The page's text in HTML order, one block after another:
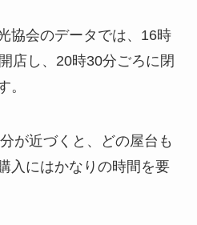
協会のデータでは、16時
店し、20時30分ごろに閉
。
が近づくと、どの屋台も
入にはかなりの時間を要